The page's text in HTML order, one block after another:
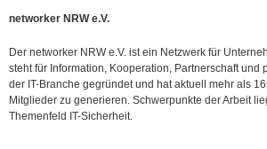
networker NRW e.V.
Der networker NRW e.V. ist ein Netzwerk für
steht für Information, Kooperation, Partnerschaft
der IT-Branche gegründet und hat aktuell mehr als
Mitglieder zu generieren. Schwerpunkte der Arbeit
Themenfeld IT-Sicherheit.